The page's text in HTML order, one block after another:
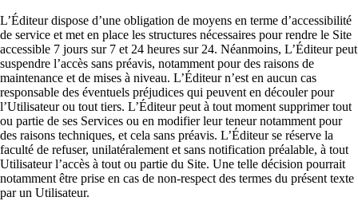
L’Éditeur dispose d’une obligation de moyens en terme d’accessibilité
de service et met en place les structures nécessaires pour rendre le Site
accessible 7 jours sur 7 et 24 heures sur 24. Néanmoins, L’Éditeur peut
suspendre l’accès sans préavis, notamment pour des raisons de
maintenance et de mises à niveau. L’Éditeur n’est en aucun cas
responsable des éventuels préjudices qui peuvent en découler pour
l’Utilisateur ou tout tiers. L’Éditeur peut à tout moment supprimer tout
ou partie de ses Services ou en modifier leur teneur notamment pour
des raisons techniques, et cela sans préavis. L’Éditeur se réserve la
faculté de refuser, unilatéralement et sans notification préalable, à tout
Utilisateur l’accès à tout ou partie du Site. Une telle décision pourrait
notamment être prise en cas de non-respect des termes du présent texte
par un Utilisateur.